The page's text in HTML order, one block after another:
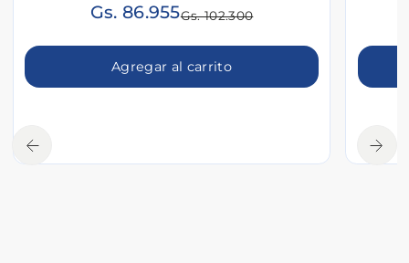
Gs. 86.955Gs. 102.300
Agregar al carrito